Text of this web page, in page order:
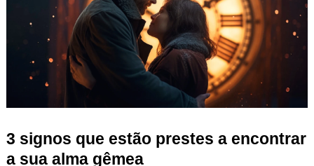
3 signos que estão prestes a encontrar
a sua alma gêmea